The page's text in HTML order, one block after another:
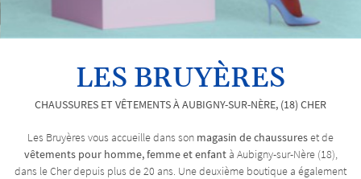
LES BRUYÈRES
CHAUSSURES ET VÊTEMENTS À AUBIGNY-SUR-NÈRE, (18) CHER
Les Bruyères vous accueille dans son magasin de chaussureset de
vêtements pour homme, femme et enfantà Aubigny-sur-Nère (18),
dans le Cher depuis plus de 20 ans. Une deuxième boutique a également